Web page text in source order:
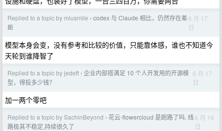
Replied to a topic by miusmile › codex 与 Claude 相比，仍然存在差
距
6 月 17
日
模型本身会变，没有参考和比较的价值，只能靠体感，谁也不知道今
天轮到谁降智了
Replied to a topic by jedeft › 企业内部搭满足 10 个人开发用的开源模
型，得投多少钱？
6 月 17
日
加一两个零吧
Replied to a topic by SachinBeyond › 花云-flowercloud 是跑路了吗, 线
路极其不稳定,持续很久了
6 月 16
日